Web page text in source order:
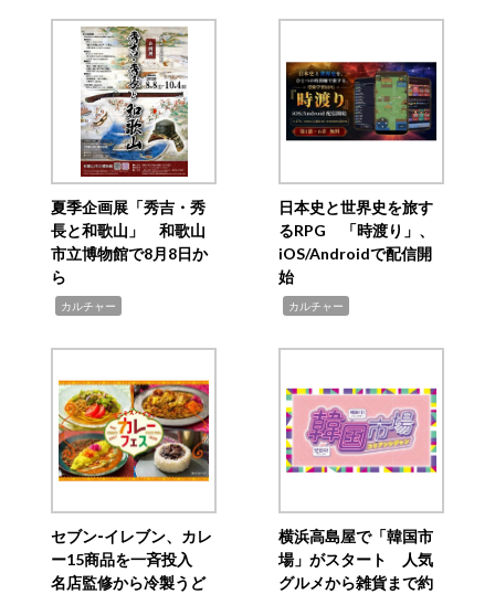
夏季企画展「秀吉・秀
長と和歌山」 和歌山
市立博物館で8月8日か
ら
カルチャー
日本史と世界史を旅す
るRPG 「時渡り」、
iOS/Androidで配信開
始
カルチャー
セブン‐イレブン、カレ
ー15商品を一斉投入
名店監修から冷製うど
横浜高島屋で「韓国市
場」がスタート 人気
グルメから雑貨まで約